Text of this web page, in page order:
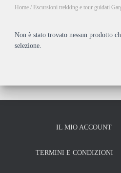
Home / Escursioni trekking e tour guidati
Non è stato trovato nessun prodotto
selezione.
IL MIO ACCOUNT
TERMINI E CONDIZIONI